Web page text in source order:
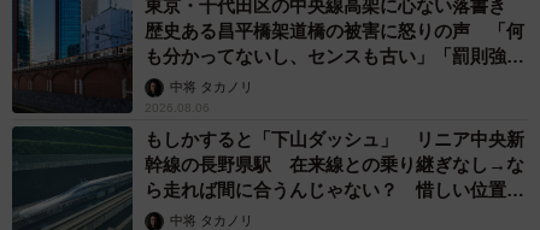
東京・千代田区の中央線高架に心ない落書き
歴史ある昌平橋架道橋の被害に怒りの声 「何
も分かってないし、センスも古い」「罰則強化
して」中将 タカノリ
2026.08.06
もしかすると「下山ダッシュ」 リニア中央新
幹線の長野県駅 在来線との乗り継ぎなし→な
ら走れば間に合うんじゃない？ 惜しい位置関
係が反響
中将 タカノリ